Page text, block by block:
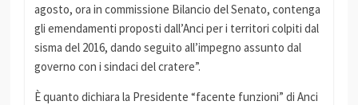
agosto, ora in commissione Bilancio del Senato, contenga
gli emendamenti proposti dall’Anci per i territori colpiti dal
sisma del 2016, dando seguito all’impegno assunto dal
governo con i sindaci del cratere”.
È quanto dichiara la Presidente “facente funzioni” di Anci